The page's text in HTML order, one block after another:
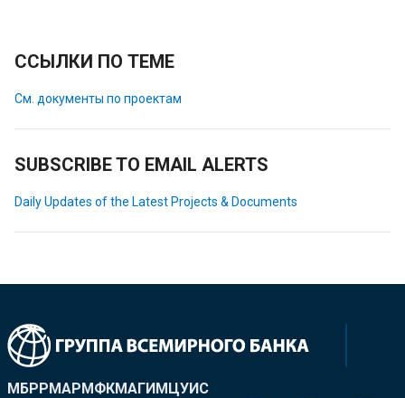
ССЫЛКИ ПО ТЕМЕ
См. документы по проектам
SUBSCRIBE TO EMAIL ALERTS
Daily Updates of the Latest Projects & Documents
МБРРМАРМФКМАГИМЦУИС